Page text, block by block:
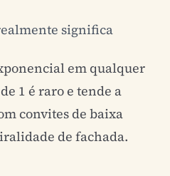
significa
em qualquer
1 é raro e tende a
convites de baixa
de fachada.